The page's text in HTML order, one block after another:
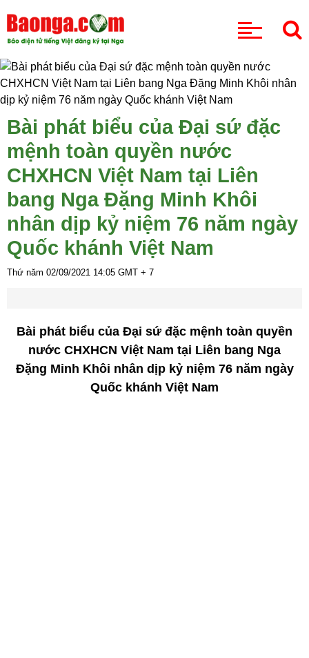
Bài phát biểu của Đại sứ đặc
mệnh toàn quyền nước
CHXHCN Việt Nam tại Liên
bang Nga Đặng Minh Khôi
nhân dịp kỷ niệm 76 năm ngày
Quốc khánh Việt Nam
Thứ năm 02/09/2021 14:05 GMT + 7
Bài phát biểu của Đại sứ đặc mệnh toàn quyền
nước CHXHCN Việt Nam tại Liên bang Nga
Đặng Minh Khôi nhân dịp kỷ niệm 76 năm ngày
Quốc khánh Việt Nam